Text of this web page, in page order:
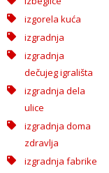
izgorela kuća
izgradnja
izgradnja
dečujeg igrališta
izgradnja dela
ulice
izgradnja doma
zdravlja
izgradnja fabrike